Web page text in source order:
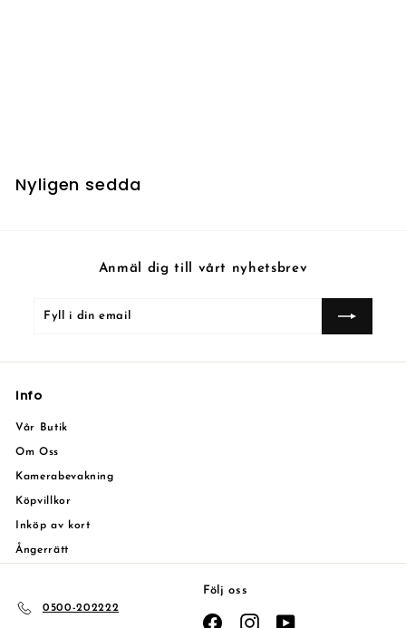
Nyligen sedda
Anmäl dig till vårt nyhetsbrev
Fyll
email
Prenumerera
Info
Vår Butik
Om Oss
Kamerabevakning
Köpvillkor
Inköp av kort
Ångerrätt
0500-202222
Följ oss
FacebookInstagram